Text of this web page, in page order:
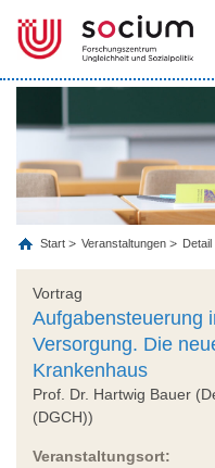
Start Veranstaltungen Detail
Vortrag
Aufgabensteuerung
Versorgung. Die
Krankenhaus
Prof. Dr. Hartwig Bauer
(DGCH))
Veranstaltungsort: